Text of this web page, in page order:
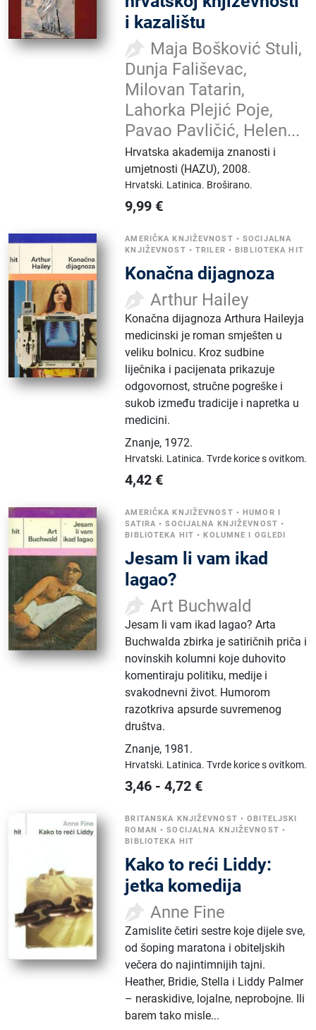
i kazalištu
Maja Bošković Stuli,
Dunja Fališevac,
Milovan Tatarin,
Lahorka Plejić Poje,
Pavao Pavličić, Helen...
Hrvatska akademija znanosti i
umjetnosti (HAZU),2008.
Hrvatski. Latinica. Broširano.
9,99 €
AMERIČKA KNJIŽEVNOST •SOCIJALNA
KNJIŽEVNOST •TRILER •BIBLIOTEKA HIT
Konačna dijagnoza
Arthur Hailey
Konačna dijagnoza Arthura Haileyja
medicinski je roman smješten u
veliku bolnicu. Kroz sudbine
liječnika i pacijenata prikazuje
odgovornost, stručne pogreške i
sukob između tradicije i napretka u
medicini.
Znanje, 1972.
Hrvatski. Latinica.Tvrde korice s ovitkom.
4,42 €
AMERIČKA KNJIŽEVNOST •HUMOR I
SATIRA •SOCIJALNA KNJIŽEVNOST •
BIBLIOTEKA HIT •KOLUMNE I OGLEDI
Jesam li vam ikad
lagao?
Art Buchwald
Jesam li vam ikad lagao? Arta
Buchwalda zbirka je satiričnih priča i
novinskih kolumni koje duhovito
komentiraju politiku, medije i
svakodnevni život. Humorom
razotkriva apsurde suvremenog
društva.
Znanje, 1981.
Hrvatski. Latinica.Tvrde korice s ovitkom.
3,46 -4,72 €
BRITANSKA KNJIŽEVNOST •OBITELJSKI
ROMAN •SOCIJALNA KNJIŽEVNOST •
BIBLIOTEKA HIT
Kako to reći Liddy:
jetka komedija
Anne Fine
Zamislite četiri sestre koje dijele sve,
od šoping maratona i obiteljskih
večera do najintimnijih tajni.
Heather, Bridie, Stella i Liddy Palmer
– neraskidive, lojalne, neprobojne. Ili
barem tako misle...